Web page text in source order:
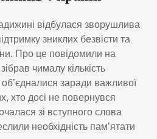
відбулася зворушлива
зниклих безвісти та
Про це повідомили на
чималу кількість
заради важливої
хто досі не повернувся
зі вступного слова
необхідність пам’ятати